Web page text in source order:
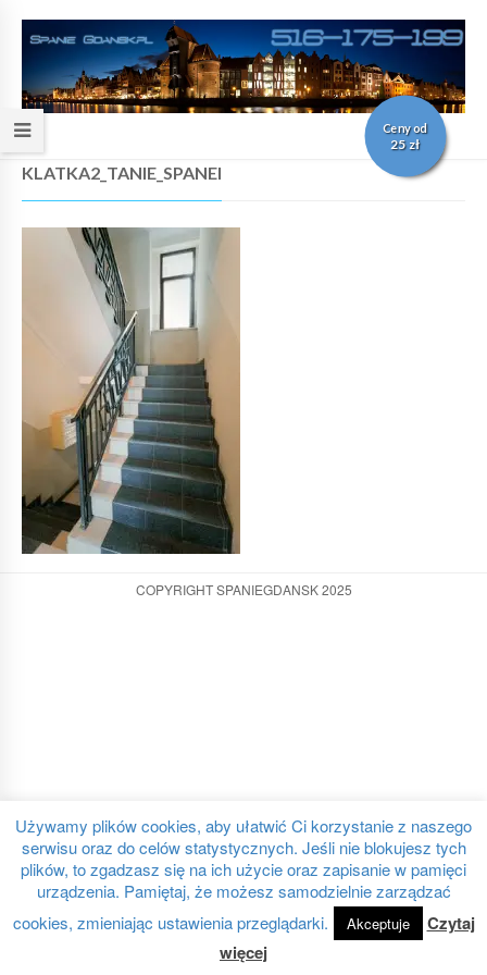
Ceny od
25 zł
KLATKA2_TANIE_SPANEI
COPYRIGHT SPANIEGDANSK 2025
Używamy plików cookies, aby ułatwić Ci korzystanie z naszego
serwisu oraz do celów statystycznych. Jeśli nie blokujesz tych
plików, to zgadzasz się na ich użycie oraz zapisanie w pamięci
urządzenia. Pamiętaj, że możesz samodzielnie zarządzać
cookies, zmieniając ustawienia przeglądarki.
Akceptuje
Czytaj
więcej